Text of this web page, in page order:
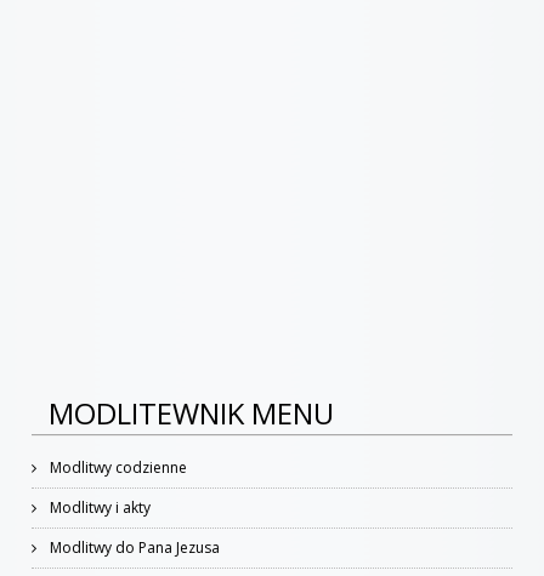
MODLITEWNIK MENU
Modlitwy codzienne
Modlitwy i akty
Modlitwy do Pana Jezusa